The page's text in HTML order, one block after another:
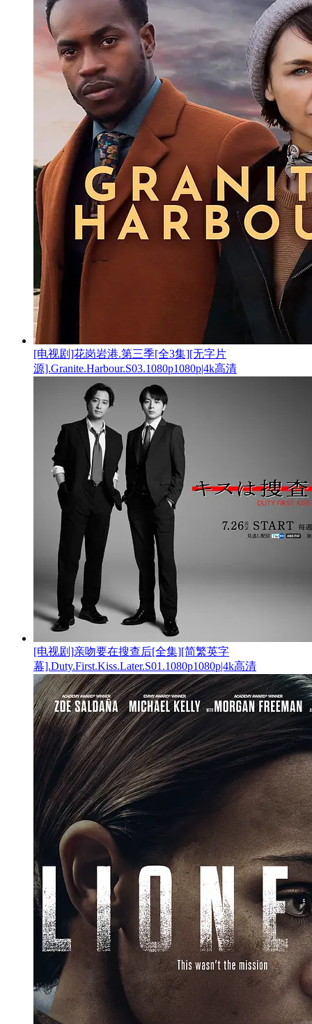
[电视剧]花岗岩港.第三季[全3集][无字片
源].Granite.Harbour.S03.1080p1080p|4k高清
[电视剧]亲吻要在搜查后[全集][简繁英字
幕].Duty.First.Kiss.Later.S01.1080p1080p|4k高清